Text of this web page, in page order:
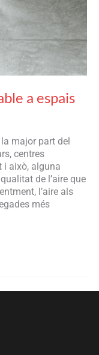
a espais
major part del
centres
i això, alguna
de l’aire que
l’aire als
més